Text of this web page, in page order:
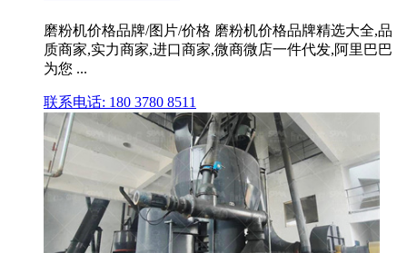
磨粉机价格品牌/图片/价格 磨粉机价格品牌精选大全,品
质商家,实力商家,进口商家,微商微店一件代发,阿里巴巴
为您 ...
联系电话: 180 3780 8511